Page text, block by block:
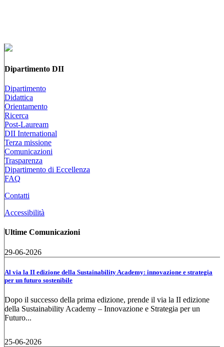
Dipartimento DII
Dipartimento
Didattica
Orientamento
Ricerca
Post-Lauream
DII International
Terza missione
Comunicazioni
Trasparenza
Dipartimento di Eccellenza
FAQ
Contatti
Accessibilità
Ultime Comunicazioni
29-06-2026
Al via la II edizione della Sustainability Academy: innovazione e strategia
per un futuro sostenibile
Dopo il successo della prima edizione, prende il via la II edizione
della Sustainability Academy – Innovazione e Strategia per un
Futuro...
25-06-2026